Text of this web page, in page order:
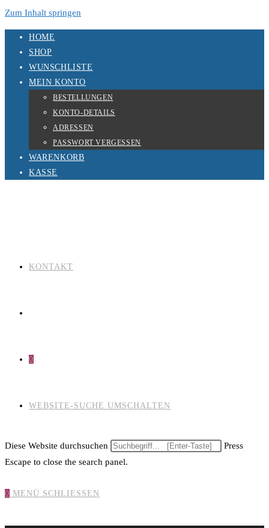
Zum Inhalt springen
HOME
SHOP
WUNSCHLISTE
MEIN KONTO
BESTELLUNGEN
KONTO-DETAILS
ADRESSEN
PASSWORT VERGESSEN
WARENKORB
KASSE
KONTAKT
0
WEBSITE-SUCHE UMSCHALTEN
Diese Website durchsuchen
Press
Escape to close the search panel.
0 MENÜ SCHLIESSEN